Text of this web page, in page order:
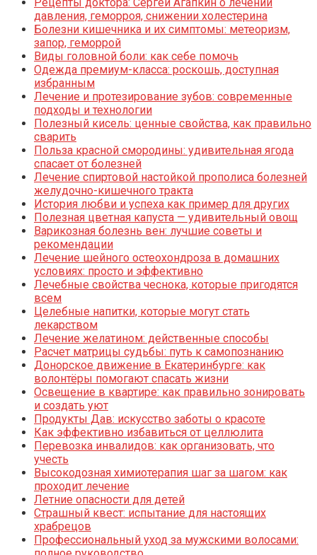
давления, геморроя, снижении холестерина
Болезни кишечника и их симптомы: метеоризм,
запор, геморрой
Виды головной боли: как себе помочь
Одежда премиум-класса: роскошь, доступная
избранным
Лечение и протезирование зубов: современные
подходы и технологии
Полезный кисель: ценные свойства, как правильно
сварить
Польза красной смородины: удивительная ягода
спасает от болезней
Лечение спиртовой настойкой прополиса болезней
желудочно-кишечного тракта
История любви и успеха как пример для других
Полезная цветная капуста — удивительный овощ
Варикозная болезнь вен: лучшие советы и
рекомендации
Лечение шейного остеохондроза в домашних
условиях: просто и эффективно
Лечебные свойства чеснока, которые пригодятся
всем
Целебные напитки, которые могут стать
лекарством
Лечение желатином: действенные способы
Расчет матрицы судьбы: путь к самопознанию
Донорское движение в Екатеринбурге: как
волонтёры помогают спасать жизни
Освещение в квартире: как правильно зонировать
и создать уют
Продукты Дав: искусство заботы о красоте
Как эффективно избавиться от целлюлита
Перевозка инвалидов: как организовать, что
учесть
Высокодозная химиотерапия шаг за шагом: как
проходит лечение
Летние опасности для детей
Страшный квест: испытание для настоящих
храбрецов
Профессиональный уход за мужскими волосами: